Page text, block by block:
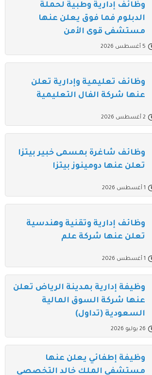
وظائف إدارية وطبية لحملة
الدبلوم فما فوق يعلن عنها
مستشفى قوى الأمن
5 أغسطس 2026
وظائف تعليمية وإدارية تعلن
عنها شركة الفال التعليمية
2 أغسطس 2026
وظائف شاغرة بمسمى خبير بيتزا
تعلن عنها دومينوز بيتزا
1 أغسطس 2026
وظائف إدارية وتقنية وهندسية
تعلن عنها شركة علم
1 أغسطس 2026
وظيفة إدارية بمدينة الرياض تعلن
عنها شركة السوق المالية
السعودية (تداول)
26 يوليو 2026
وظيفة إطفائي يعلن عنها
مستشفى الملك خالد التخصصي